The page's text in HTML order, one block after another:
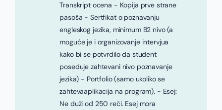
Transkript ocena - Kopija prve strane
pasoša - Sertfikat o poznavanju
engleskog jezika, minimum B2 nivo (a
moguće je i organizovanje intervjua
kako bi se potvrdilo da student
poseduje zahtevani nivo poznavanje
jezika) - Portfolio (samo ukoliko se
zahtevaaplikacija na program). - Esej:
Ne duži od 250 reči. Esej mora